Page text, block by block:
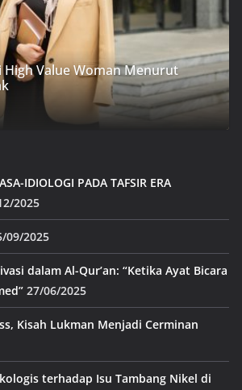
High Value Woman Menurut
IDIOLOGI PADA TAFSIR ERA
2025
09/2025
dalam Al-Qur’an: “Ketika Ayat Bicara
27/06/2025
Kisah Lukman Menjadi Cerminan
terhadap Isu Tambang Nikel di